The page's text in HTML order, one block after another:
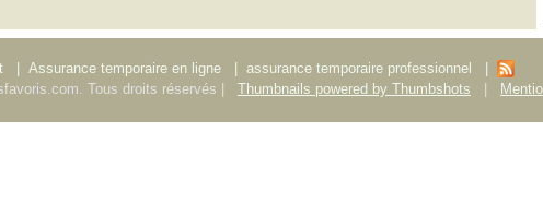
Assurance temporaire en ligne assurance temporaire professionnel
Tous droits réservés |
Thumbnails powered by Thumbshots